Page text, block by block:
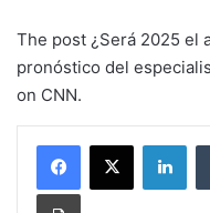
The post ¿Será 2025 el
pronóstico del
on CNN.
Imprimir